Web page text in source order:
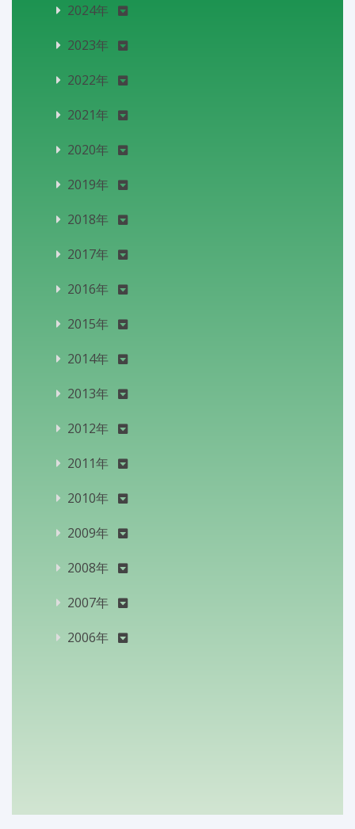
2024年
2023年
2022年
2021年
2020年
2019年
2018年
2017年
2016年
2015年
2014年
2013年
2012年
2011年
2010年
2009年
2008年
2007年
2006年